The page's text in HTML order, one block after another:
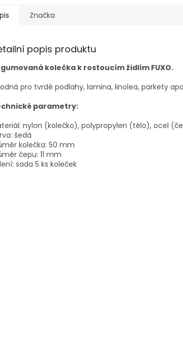
Značka
popis produktu
kolečka k rostoucím židlím FUXO.
pro tvrdé podlahy, lamina, linolea, parkety
parametry:
nylon (kolečko), polypropylen (tělo), ocel
šedá
kolečka: 50 mm
čepu: 11 mm
sada 5 ks koleček